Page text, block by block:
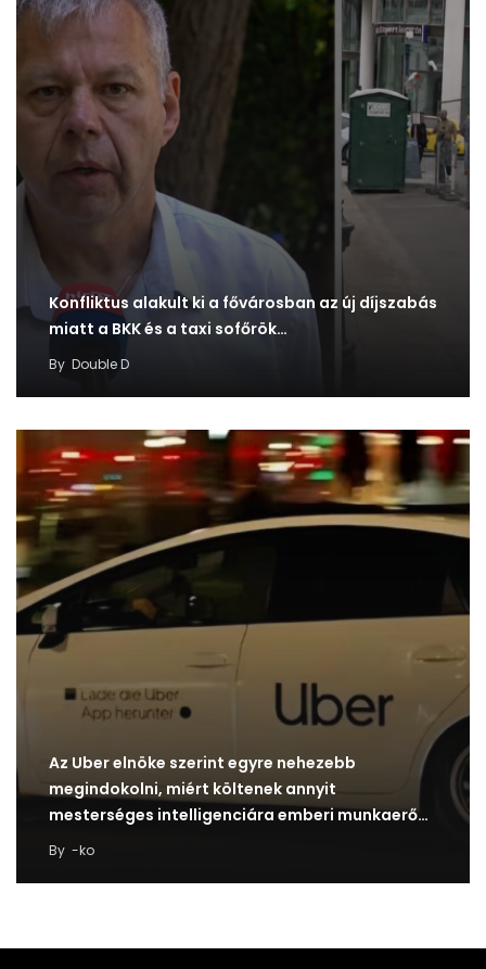
Konfliktus alakult ki a fővárosban az új díjszabás
miatt a BKK és a taxi sofőrök…
By Double D
Az Uber elnöke szerint egyre nehezebb
megindokolni, miért költenek annyit
mesterséges intelligenciára emberi munkaerő
helyett
By -ko